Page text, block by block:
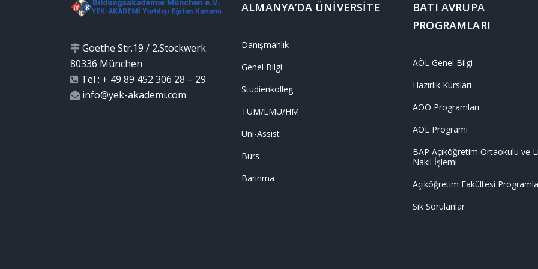
Goethe Str.19 / 2.Stockwerk
80336 München
Tel : + 49 89 452 306 28 – 29
info@yek-akademi.com
ALMANYA’DA ÜNİVERSİTE
Danışmanlık
Genel Bilgi
Studienkolleg
TUM/LMU/HM
Uni-Assist
Burs
Barınma
BATI AVRUPA
PROGRAMLARI
AÖL Genel Bilgi
Hazırlık Kursları
AÖO Programları
AÖL Programı
BAP Açıköğretim Ortaokulu ve
Nakil İşlemi
Açıköğretim Fakültesi
Sık Sorulanlar